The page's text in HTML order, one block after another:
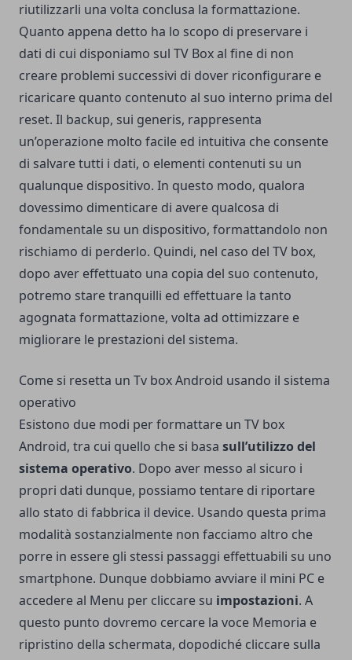
riutilizzarli una volta conclusa la formattazione.
Quanto appena detto ha lo scopo di preservare i
dati di cui disponiamo sul TV Box al fine di non
creare problemi successivi di dover riconfigurare e
ricaricare quanto contenuto al suo interno prima del
reset. Il backup, sui generis, rappresenta
un’operazione molto facile ed intuitiva che consente
di salvare tutti i dati, o elementi contenuti su un
qualunque dispositivo. In questo modo, qualora
dovessimo dimenticare di avere qualcosa di
fondamentale su un dispositivo, formattandolo non
rischiamo di perderlo. Quindi, nel caso del TV box,
dopo aver effettuato una copia del suo contenuto,
potremo stare tranquilli ed effettuare la tanto
agognata formattazione, volta ad ottimizzare e
migliorare le prestazioni del sistema.
Come si resetta un Tv box Android usando il sistema
operativo
Esistono due modi per formattare un TV box
Android, tra cui quello che si basa sull’utilizzo del
sistema operativo. Dopo aver messo al sicuro i
propri dati dunque, possiamo tentare di riportare
allo stato di fabbrica il device. Usando questa prima
modalità sostanzialmente non facciamo altro che
porre in essere gli stessi passaggi effettuabili su uno
smartphone. Dunque dobbiamo avviare il mini PC e
accedere al Menu per cliccare su impostazioni. A
questo punto dovremo cercare la voce Memoria e
ripristino della schermata, dopodiché cliccare sulla